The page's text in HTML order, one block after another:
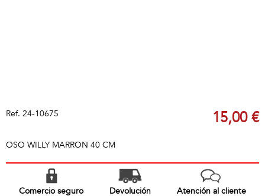
Ref. 24-10675 15,00 €
OSO WILLY MARRON 40 CM
Comercio seguro
Devolución
Atención al cliente